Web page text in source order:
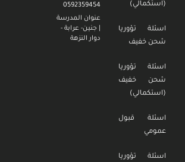
0592359454
عنوان المدرسة
| جنين- عرابة -
دوار النزهة
(استكمالي)
اسئلة تؤوريا
شحن خفيف
اسئلة تؤوريا
شحن خفيف
(استكمالي)
اسئلة قبول
عمومي
اسئلة تؤوريا